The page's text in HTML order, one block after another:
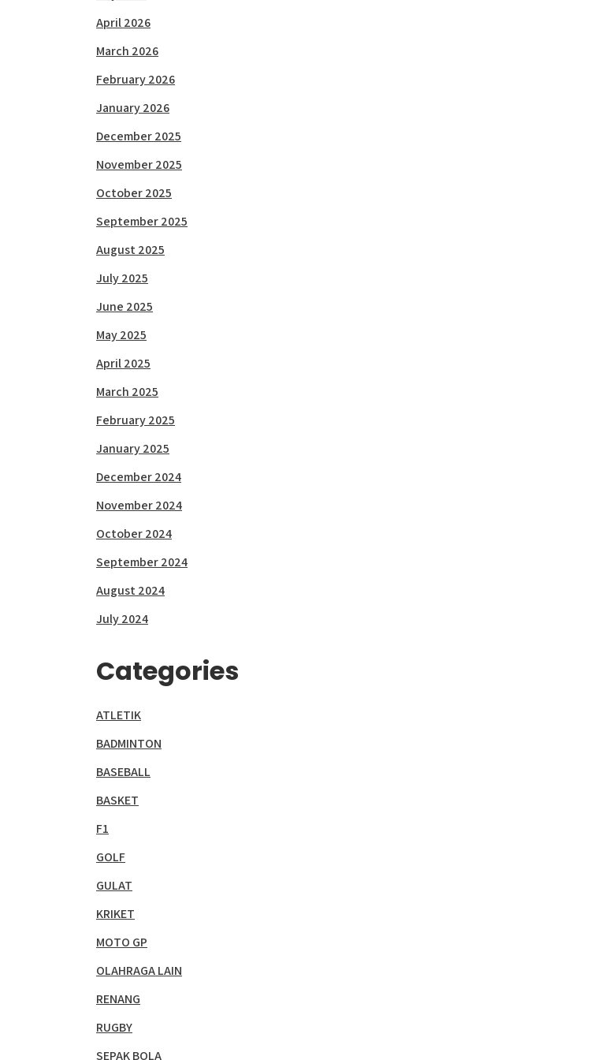
April 2026
March 2026
February 2026
January 2026
December 2025
November 2025
October 2025
September 2025
August 2025
July 2025
June 2025
May 2025
April 2025
March 2025
February 2025
January 2025
December 2024
November 2024
October 2024
September 2024
August 2024
July 2024
Categories
ATLETIK
BADMINTON
BASEBALL
BASKET
F1
GOLF
GULAT
KRIKET
MOTO GP
OLAHRAGA LAIN
RENANG
RUGBY
SEPAK BOLA